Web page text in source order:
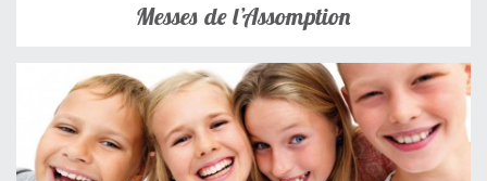
Messes de l’Assomption